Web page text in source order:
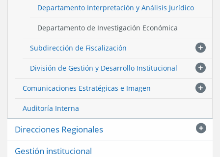
Departamento Interpretación y Análisis Jurídico
Departamento de Investigación Económica
Subdirección de Fiscalización
División de Gestión y Desarrollo Institucional
Comunicaciones Estratégicas e Imagen
Auditoría Interna
Direcciones Regionales
Gestión institucional